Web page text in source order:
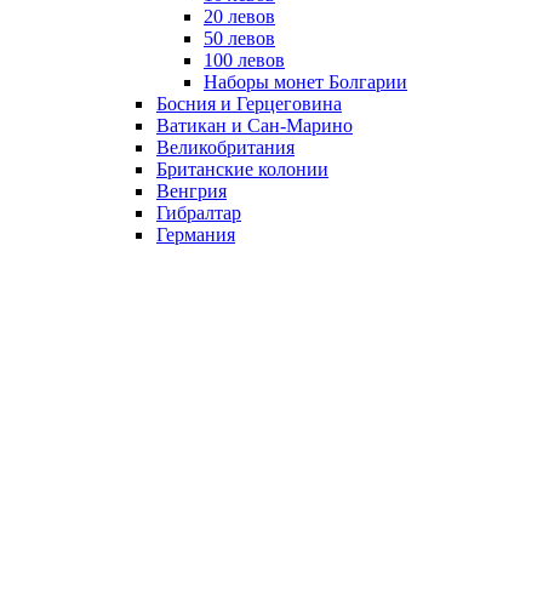
20 левов
50 левов
100 левов
Наборы монет Болгарии
Босния и Герцеговина
Ватикан и Сан-Марино
Великобритания
Британские колонии
Венгрия
Гибралтар
Германия